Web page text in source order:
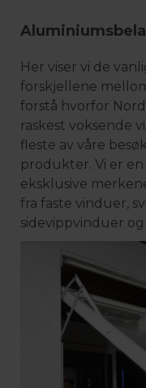
Her viser vi de
forskjellene
forstå hvorfor
raskest voksende
fleste av våre
produkter. Vi er
eksklusive
fra faste vinduer,
sidevippvinduer